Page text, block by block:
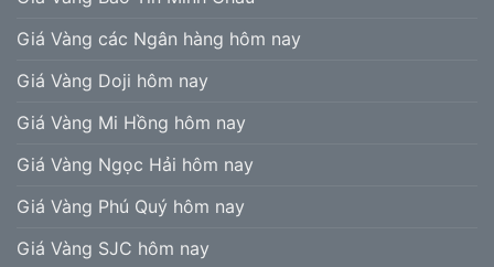
Giá Vàng các Ngân hàng hôm nay
Giá Vàng Doji hôm nay
Giá Vàng Mi Hồng hôm nay
Giá Vàng Ngọc Hải hôm nay
Giá Vàng Phú Quý hôm nay
Giá Vàng SJC hôm nay